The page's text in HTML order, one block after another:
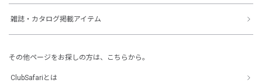
雑誌・カタログ掲載アイテム
その他ページをお探しの方は、こちらから。
ClubSafariとは